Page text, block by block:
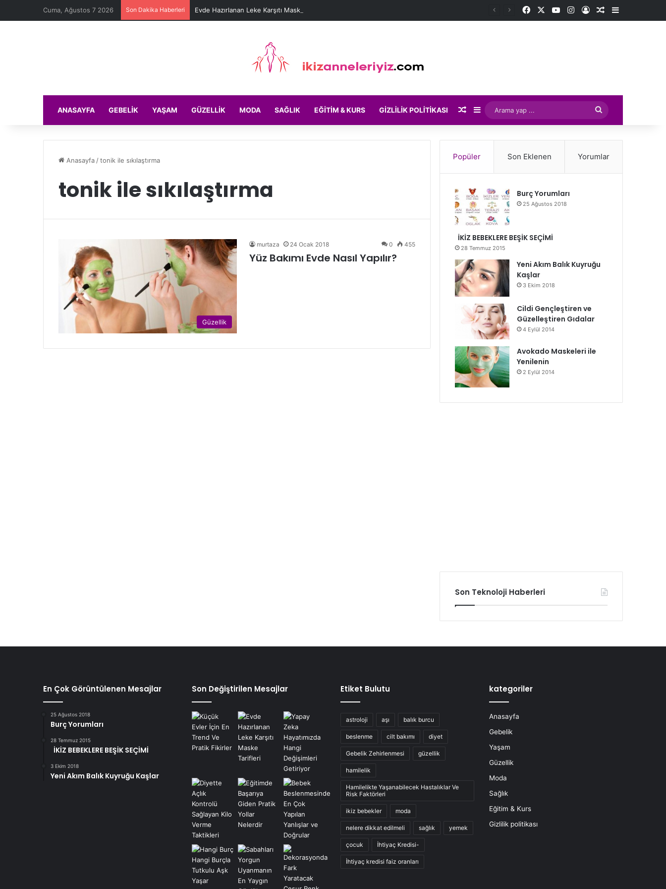
Cuma, Ağustos 7 2026 Son Dakika Haberleri Evde Hazırlanan Leke Karşıtı Maske Tarifleri FacebookYouTubeInstagram
Kayıt OlRastgele Makale
Kenar
ANASAYFA GEBELIK YAŞAM GÜZELLIK MODA SAĞLIK EĞITIM & KURS GIZLILIK POLITIKASI Rastgele Makale
Kenar Bölmesi
Arama
yap
Anasayfa /tonik ile sıkılaştırma
tonik ile sıkılaştırma
Güzellik
murtaza 24 Ocak 2018 0 455
Yüz Bakımı Evde Nasıl Yapılır?
Popüler Son Eklenen Yorumlar
Burç Yorumları
25 Ağustos 2018
İKİZ BEBEKLERE BEŞİK SEÇİMİ
28 Temmuz 2015
Yeni Akım Balık Kuyruğu
Kaşlar
3 Ekim 2018
Cildi Gençleştiren ve
Güzelleştiren Gıdalar
4 Eylül 2014
Avokado Maskeleri ile
Yenilenin
2 Eylül 2014
Son Teknoloji Haberleri
En Çok Görüntülenen Mesajlar
25 Ağustos 2018
Burç Yorumları
28 Temmuz 2015
İKİZ BEBEKLERE BEŞİK SEÇİMİ
3 Ekim 2018
Yeni Akım Balık Kuyruğu Kaşlar
Son Değiştirilen Mesajlar Etiket Bulutu
astroloji aşı balık burcu
beslenme cilt bakımı diyet
Gebelik Zehirlenmesi güzellik
hamilelik
Hamilelikte Yaşanabilecek Hastalıklar Ve
Risk Faktörleri
ikiz bebekler moda
nelere dikkat edilmeli sağlık yemek
çocuk İhtiyaç Kredisi-
İhtiyaç kredisi faiz oranları
kategoriler
Anasayfa
Gebelik
Yaşam
Güzellik
Moda
Sağlık
Eğitim & Kurs
Gizlilik politikası